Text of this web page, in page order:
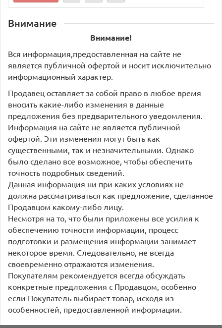
Внимание
Внимание!
Вся информация,предоставленная на сайте не
является публичной офертой и носит исключительно
информационный характер.
Продавец оставляет за собой право в любое время
вносить какие-либо изменения в данные
предложения без предварительного уведомления.
Информация на сайте не является публичной
офертой. Эти изменения могут быть как
существенными, так и незначительными. Однако
было сделано все возможное, чтобы обеспечить
точность подробных сведений.
Данная информация ни при каких условиях не
должна рассматриваться как предложение, сделанное
Продавцом какому-либо лицу.
Несмотря на то, что были приложены все усилия к
обеспечению точности информации, процесс
подготовки и размещения информации занимает
некоторое время. Следовательно, не всегда
своевременно отражаются изменения.
Покупателям рекомендуется всегда обсуждать
конкретные предложения с Продавцом, особенно
если Покупатель выбирает товар, исходя из
особенностей, предоставленной информации.